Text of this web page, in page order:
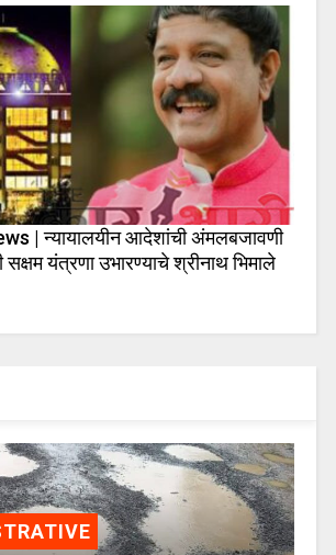
| न्यायालयीन आदेशांची अंमलबजावणी
यंत्रणा उभारण्याचे श्रीनाथ भिमाले